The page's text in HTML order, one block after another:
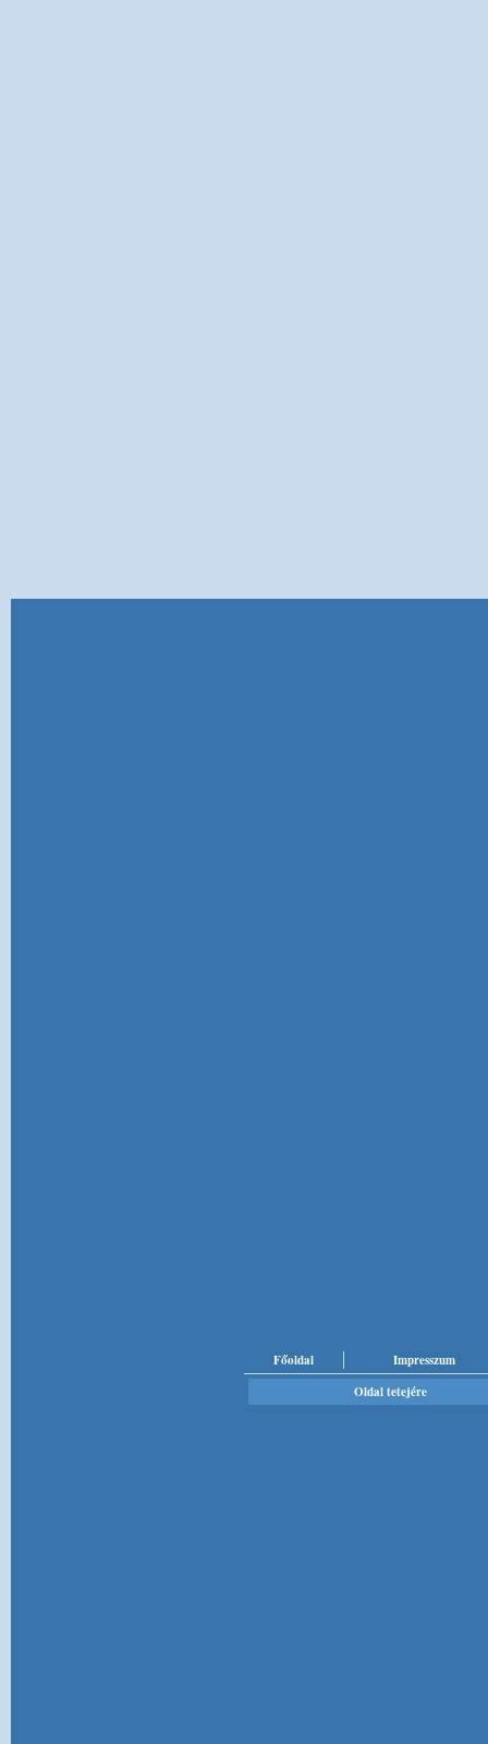
Főoldal
Impresszum
Oldal tetejére